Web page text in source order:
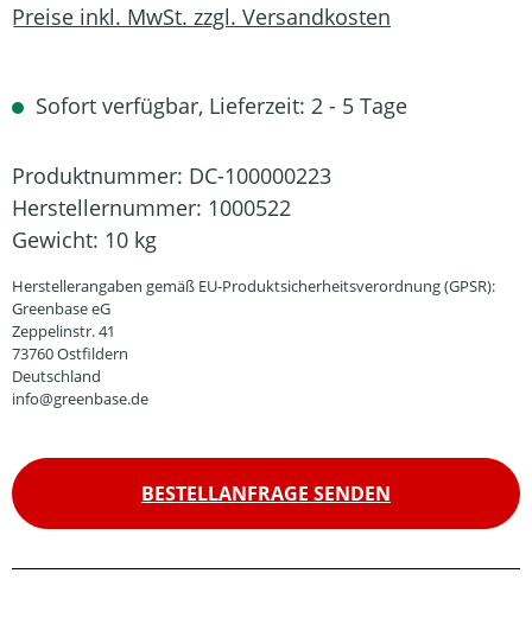
Preise inkl. MwSt. zzgl. Versandkosten
Sofort verfügbar, Lieferzeit: 2 - 5 Tage
Produktnummer: DC-100000223
Herstellernummer: 1000522
Gewicht: 10 kg
Herstellerangaben gemäß EU-Produktsicherheitsverordnung (GPSR):
Greenbase eG
Zeppelinstr. 41
73760 Ostfildern
Deutschland
info@greenbase.de
BESTELLANFRAGE SENDEN